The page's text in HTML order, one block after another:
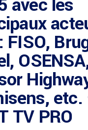
FISO,
etc.
TV PRO